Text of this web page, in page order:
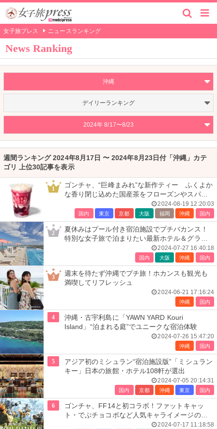
女子旅プレス ニュースランキング
News Ranking
沖縄
デイリーランキング
2024年 8/17〜8/23
週間ランキング 2024年8月17日 〜 2024年8月23日付「沖縄」カテ
ゴリ 上位30記事を表示
1
ゴンチャ、“巨峰まみれ”な新作ティー ふくよか
な香り閉じ込めた国産茶をフローズンやスパー
2024-08-19 12:20:03
国内 東京 京都 大阪 福岡 沖縄 国内
2
夏休みはプール付き宿泊施設でプチバカンス！
特別な女子旅で泊まりたい最新ホテル＆グラン
2024-07-27 16:40:18
国内 大阪 沖縄 国内
3
週末を待たず沖縄でプチ旅！ホカンスも観光も
満喫してリフレッシュ
2024-06-21 17:16:24
沖縄 国内
4
沖縄・古宇利島に「YAWN YARD Kouri
Island」“泊まれる庭”でユニークな宿泊体験
2024-07-26 15:47:20
沖縄 国内
5
アジア初のミシュラン“宿泊施設版”「ミシュラン
キー」日本の旅館・ホテル108軒が選出
2024-07-05 20:14:31
国内 京都 沖縄 東京 国内
6
ゴンチャ、FF14と初コラボ！ファットキャッ
ト・でぶチョコボなど人気キャライメージのド
2024-07-17 11:18:58